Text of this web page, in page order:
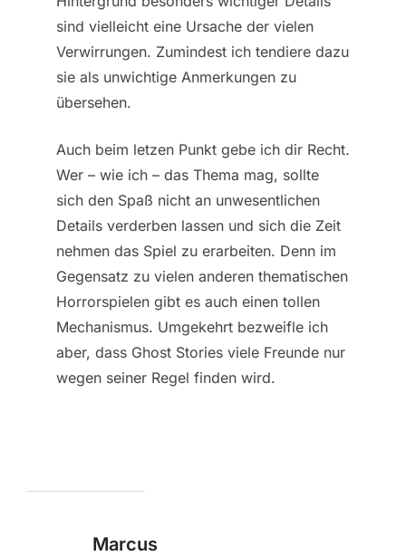
sind vielleicht eine Ursache der vielen
Verwirrungen. Zumindest ich tendiere dazu
sie als unwichtige Anmerkungen zu
übersehen.
Auch beim letzen Punkt gebe ich dir Recht.
Wer – wie ich – das Thema mag, sollte
sich den Spaß nicht an unwesentlichen
Details verderben lassen und sich die Zeit
nehmen das Spiel zu erarbeiten. Denn im
Gegensatz zu vielen anderen thematischen
Horrorspielen gibt es auch einen tollen
Mechanismus. Umgekehrt bezweifle ich
aber, dass Ghost Stories viele Freunde nur
wegen seiner Regel finden wird.
Marcus